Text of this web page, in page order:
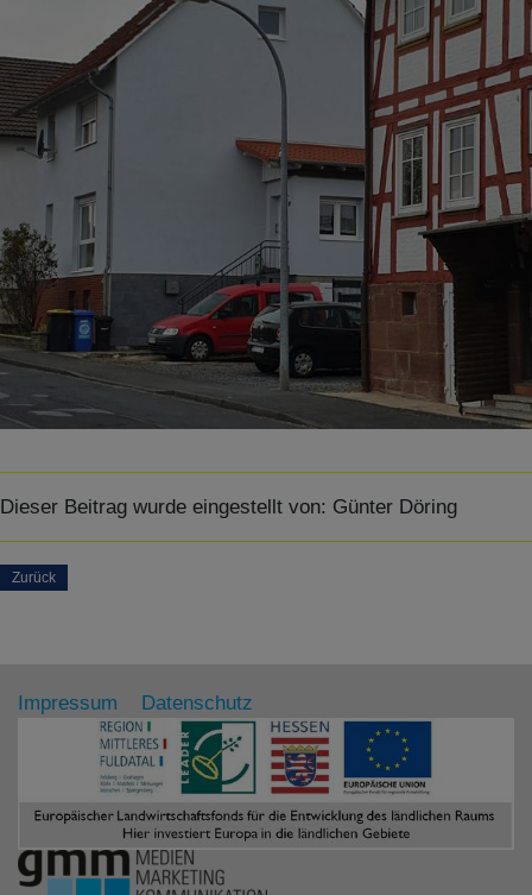
Dieser Beitrag wurde eingestellt von: Günter Döring
Zurück
Impressum Datenschutz
SPEICHERN
Details anzeigen